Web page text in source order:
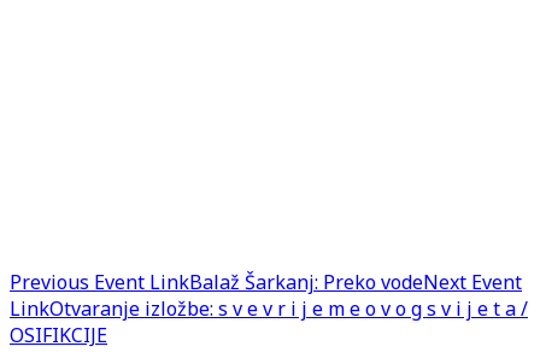
Previous Event LinkBalaž Šarkanj: Preko vodeNext Event
LinkOtvaranje izložbe: s v e v r i j e m e o v o g s v i j e t a /
OSIFIKCIJE